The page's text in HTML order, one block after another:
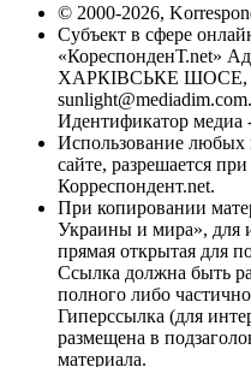
© 2000-2026,
Субъект в сфере
«КореспонденТ.net»
ХАРКІВСЬКЕ ШОСЕ,
Идентификатор медиа
Использование любых
сайте, разрешается
Корреспондент.net.
При копировании
Украины и мира», для
прямая открытая для
Ссылка должна быть
полного либо
Гиперссылка (для
размещена в
материала.